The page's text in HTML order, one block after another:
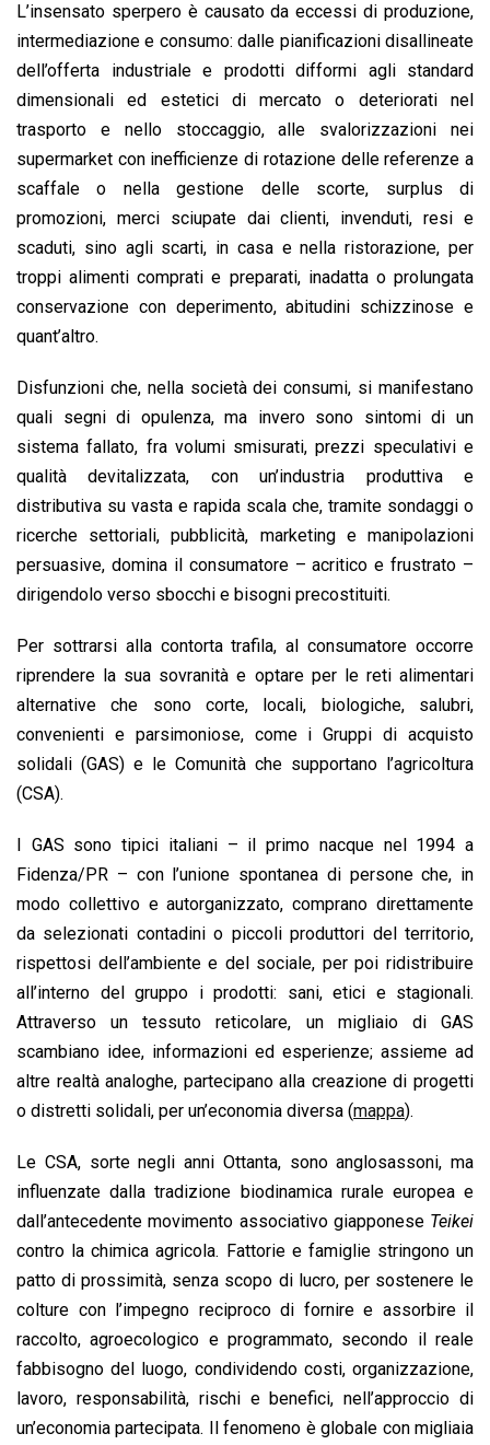
L’insensato sperpero è causato da eccessi di produzione,
intermediazione e consumo: dalle pianificazioni disallineate
dell’offerta industriale e prodotti difformi agli standard
dimensionali ed estetici di mercato o deteriorati nel
trasporto e nello stoccaggio, alle svalorizzazioni nei
supermarket con inefficienze di rotazione delle referenze a
scaffale o nella gestione delle scorte, surplus di
promozioni, merci sciupate dai clienti, invenduti, resi e
scaduti, sino agli scarti, in casa e nella ristorazione, per
troppi alimenti comprati e preparati, inadatta o prolungata
conservazione con deperimento, abitudini schizzinose e
quant’altro.
Disfunzioni che, nella società dei consumi, si manifestano
quali segni di opulenza, ma invero sono sintomi di un
sistema fallato, fra volumi smisurati, prezzi speculativi e
qualità devitalizzata, con un’industria produttiva e
distributiva su vasta e rapida scala che, tramite sondaggi o
ricerche settoriali, pubblicità, marketing e manipolazioni
persuasive, domina il consumatore – acritico e frustrato –
dirigendolo verso sbocchi e bisogni precostituiti.
Per sottrarsi alla contorta trafila, al consumatore occorre
riprendere la sua sovranità e optare per le reti alimentari
alternative che sono corte, locali, biologiche, salubri,
convenienti e parsimoniose, come i Gruppi di acquisto
solidali (GAS) e le Comunità che supportano l’agricoltura
(CSA).
I GAS sono tipici italiani – il primo nacque nel 1994 a
Fidenza/PR – con l’unione spontanea di persone che, in
modo collettivo e autorganizzato, comprano direttamente
da selezionati contadini o piccoli produttori del territorio,
rispettosi dell’ambiente e del sociale, per poi ridistribuire
all’interno del gruppo i prodotti: sani, etici e stagionali.
Attraverso un tessuto reticolare, un migliaio di GAS
scambiano idee, informazioni ed esperienze; assieme ad
altre realtà analoghe, partecipano alla creazione di progetti
o distretti solidali, per un’economia diversa (mappa).
Le CSA, sorte negli anni Ottanta, sono anglosassoni, ma
influenzate dalla tradizione biodinamica rurale europea e
dall’antecedente movimento associativo giapponese Teikei
contro la chimica agricola. Fattorie e famiglie stringono un
patto di prossimità, senza scopo di lucro, per sostenere le
colture con l’impegno reciproco di fornire e assorbire il
raccolto, agroecologico e programmato, secondo il reale
fabbisogno del luogo, condividendo costi, organizzazione,
lavoro, responsabilità, rischi e benefici, nell’approccio di
un’economia partecipata. Il fenomeno è globale con migliaia